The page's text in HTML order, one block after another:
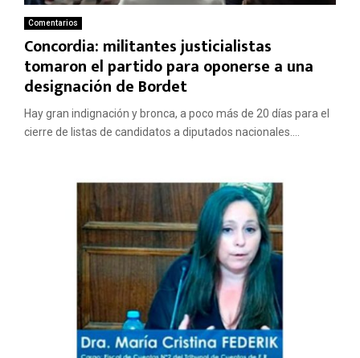
Comentarios
Concordia: militantes justicialistas
tomaron el partido para oponerse a una
designación de Bordet
Hay gran indignación y bronca, a poco más de 20 días para el
cierre de listas de candidatos a diputados nacionales....